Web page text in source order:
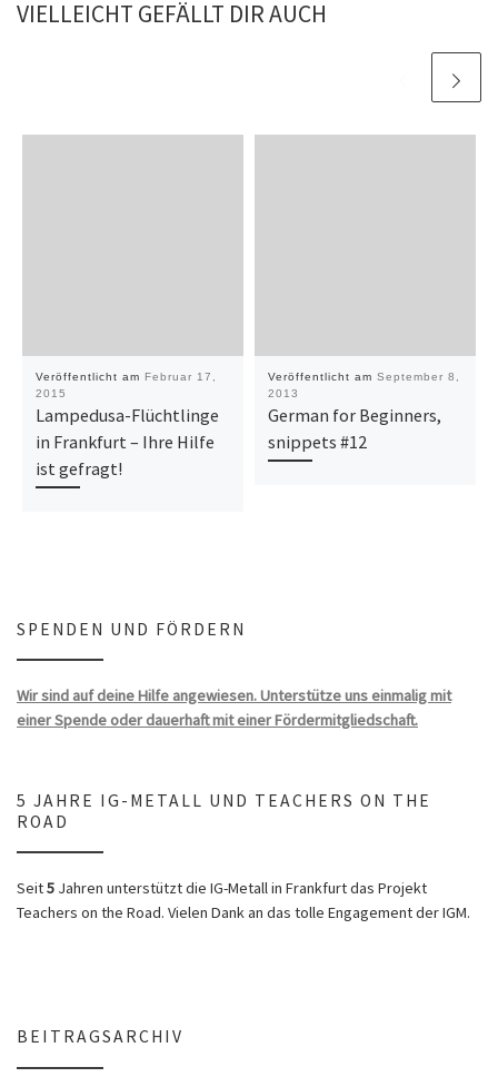
VIELLEICHT GEFÄLLT DIR AUCH
Veröffentlicht am Februar 17,
2015
Lampedusa-Flüchtlinge
in Frankfurt – Ihre Hilfe
ist gefragt!
Veröffentlicht am September 8,
2013
German for Beginners,
snippets #12
SPENDEN UND FÖRDERN
Wir sind auf deine Hilfe angewiesen. Unterstütze uns einmalig mit
einer Spende oder dauerhaft mit einer Fördermitgliedschaft.
5 JAHRE IG-METALL UND TEACHERS ON THE
ROAD
Seit5 Jahren unterstützt die IG-Metall in Frankfurt das Projekt
Teachers on the Road. Vielen Dank an das tolle Engagement der IGM.
BEITRAGSARCHIV